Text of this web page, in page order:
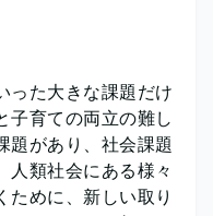
った大きな課題だけ
子育ての両立の難し
題があり、社会課題
人類社会にある様々
ために、新しい取り